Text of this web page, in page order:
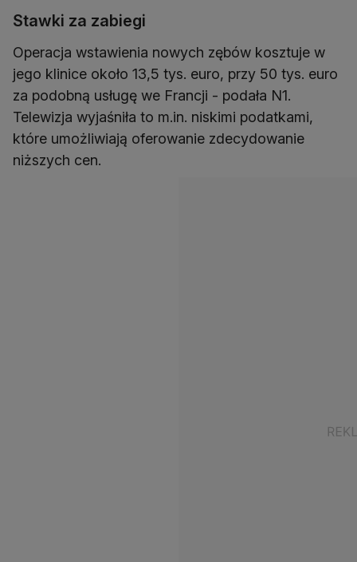
Stawki za zabiegi
Operacja wstawienia nowych zębów kosztuje w
jego klinice około 13,5 tys. euro, przy 50 tys. euro
za podobną usługę we Francji - podała N1.
Telewizja wyjaśniła to m.in. niskimi podatkami,
które umożliwiają oferowanie zdecydowanie
niższych cen.